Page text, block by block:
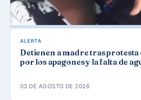
ALERTA
Detienen a madre tras protesta
por los apagones y la falta de
03 DE AGOSTO DE 2026